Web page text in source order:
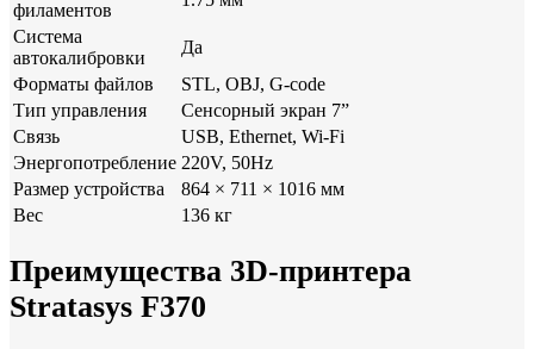
филаментов
Система
автокалибровки
Да
Форматы файлов
STL, OBJ, G-code
Тип управления
Сенсорный экран 7”
Связь
USB, Ethernet, Wi-Fi
Энергопотребление 220V, 50Hz
Размер устройства
864 × 711 × 1016 мм
Вес
136 кг
Преимущества 3D-принтера
Stratasys F370